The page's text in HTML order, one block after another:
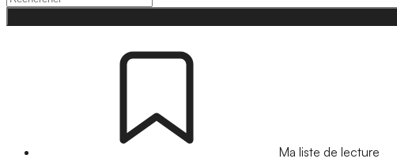
Ma liste de lecture